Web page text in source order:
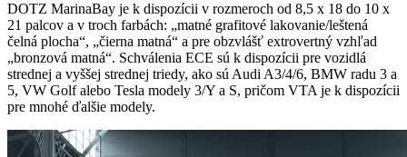
DOTZ MarinaBay je k dispozícii v rozmeroch od 8,5 x 18 do 10 x
21 palcov a v troch farbách: „matné grafitové lakovanie/leštená
čelná plocha“, „čierna matná“ a pre obzvlášť extrovertný vzhľad
„bronzová matná“. Schválenia ECE sú k dispozícii pre vozidlá
strednej a vyššej strednej triedy, ako sú Audi A3/4/6, BMW radu 3 a
5, VW Golf alebo Tesla modely 3/Y a S, pričom VTA je k dispozícii
pre mnohé ďalšie modely.